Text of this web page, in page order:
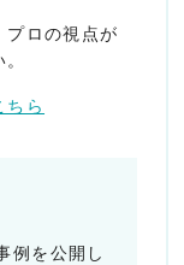
プロの視点が
ら
例を公開し